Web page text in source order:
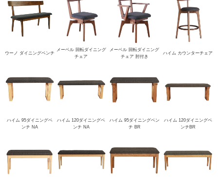
ウーノ ダイニングベンチ
メーベル 回転ダイニング
チェア
メーベル 回転ダイニング
チェア 肘付き
ハイム カウンターチェア
ハイム 95ダイニングベ
ンチ NA
ハイム 120ダイニングベ
ンチ NA
ハイム 95ダイニングベン
チ BR
ハイム 120ダイニングベ
ンチBR